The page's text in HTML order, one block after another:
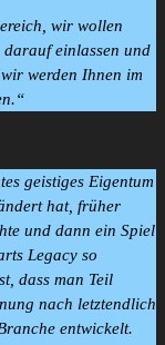
wir wollen
einlassen und
werden Ihnen im
geistiges Eigentum
hat, früher
und dann ein Spiel
Legacy so
dass man Teil
nach letztendlich
entwickelt.